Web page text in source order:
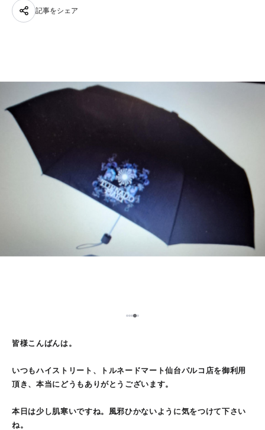
記事をシェア
1234
皆様こんばんは。
いつもハイストリート、トルネードマート仙台パルコ店を御利用
頂き、本当にどうもありがとうございます。
本日は少し肌寒いですね。風邪ひかないように気をつけて下さい
ね。